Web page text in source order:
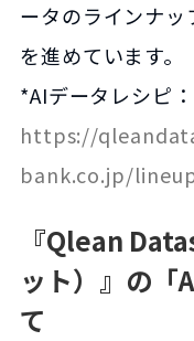
ータのラインナ
を進めています。
*AIデータレシピ：
https://
bank.co.jp/
『Qlean
ット）』の「
て